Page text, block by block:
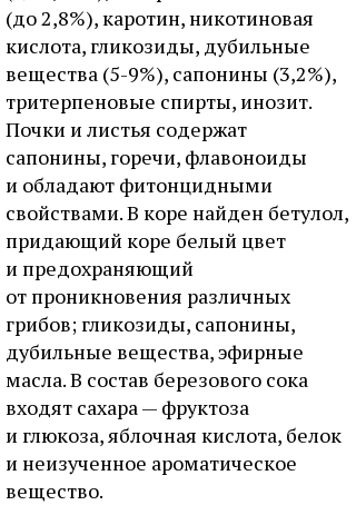
(до 2,8%), каротин, никотиновая
кислота, гликозиды, дубильные
вещества (5-9%), сапонины (3,2%),
тритерпеновые спирты, инозит.
Почки и листья содержат
сапонины, горечи, флавоноиды
и обладают фитонцидными
свойствами. В коре найден бетулол,
придающий коре белый цвет
и предохраняющий
от проникновения различных
грибов; гликозиды, сапонины,
дубильные вещества, эфирные
масла. В состав березового сока
входят сахара — фруктоза
и глюкоза, яблочная кислота, белок
и неизученное ароматическое
вещество.